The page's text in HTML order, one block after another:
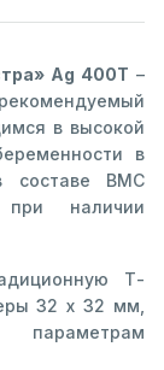
Ag 400T –
в высокой
в
составе ВМС
при наличии
Т-
32 х 32 мм,
параметрам